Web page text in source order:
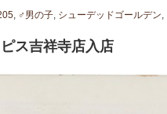
, ♂男の子, シューデッドゴールデン,
ス吉祥寺店入店